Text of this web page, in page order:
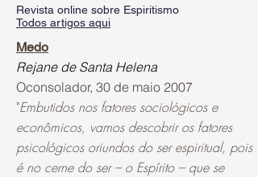
Revista online sobre Espiritismo
Todos artigos aqui
Medo
Rejane de Santa Helena
Oconsolador, 30 de maio 2007
"Embutidos nos fatores sociológicos e
econômicos, vamos descobrir os fatores
psicológicos oriundos do ser espiritual, pois
é no cerne do ser – o Espírito – que se